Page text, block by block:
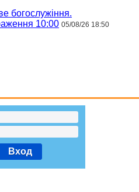
богослужіння.
10:00 05/08/26 18:50
Вход